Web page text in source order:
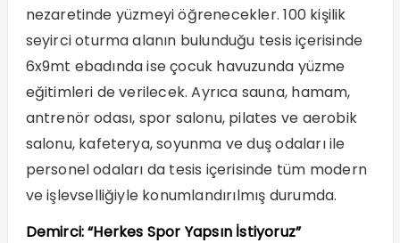
nezaretinde yüzmeyi öğrenecekler. 100 kişilik
seyirci oturma alanın bulunduğu tesis içerisinde
6x9mt ebadında ise çocuk havuzunda yüzme
eğitimleri de verilecek. Ayrıca sauna, hamam,
antrenör odası, spor salonu, pilates ve aerobik
salonu, kafeterya, soyunma ve duş odaları ile
personel odaları da tesis içerisinde tüm modern
ve işlevselliğiyle konumlandırılmış durumda.
Demirci: “Herkes Spor Yapsın İstiyoruz”